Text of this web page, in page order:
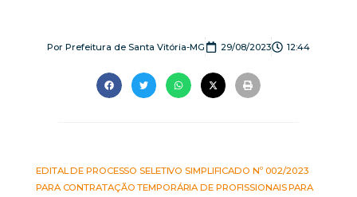
Por Prefeitura de Santa Vitória-MG 29/08/2023 12:44
EDITAL DE PROCESSO SELETIVO SIMPLIFICADO Nº 002/2023
PARA CONTRATAÇÃO TEMPORÁRIA DE PROFISSIONAIS PARA